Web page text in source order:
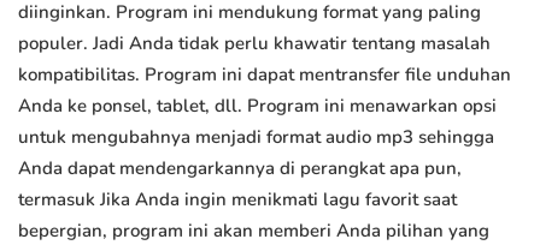
diinginkan. Program ini mendukung format yang paling
populer. Jadi Anda tidak perlu khawatir tentang masalah
kompatibilitas. Program ini dapat mentransfer file unduhan
Anda ke ponsel, tablet, dll. Program ini menawarkan opsi
untuk mengubahnya menjadi format audio mp3 sehingga
Anda dapat mendengarkannya di perangkat apa pun,
termasuk Jika Anda ingin menikmati lagu favorit saat
bepergian, program ini akan memberi Anda pilihan yang